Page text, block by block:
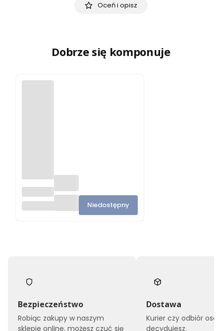
Oceń i opisz
Dobrze się komponuje
a
taśmow
Niedostępny
Bezpieczeństwo
Robiąc zakupy w naszym
sklepie online, możesz czuć się
Dostawa
Kurier czy odbiór
decydujesz.